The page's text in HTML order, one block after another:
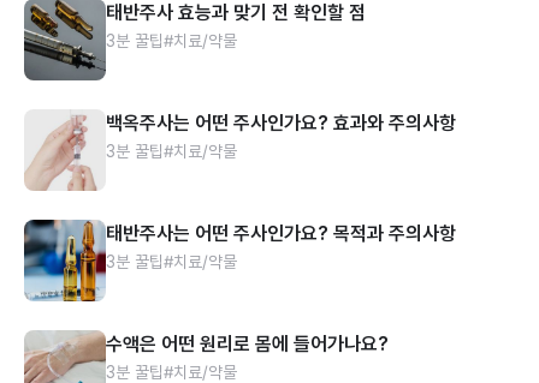
태반주사 효능과 맞기 전 확인할 점
3분 꿀팁#치료/약물
백옥주사는 어떤 주사인가요? 효과와 주의사항
3분 꿀팁#치료/약물
태반주사는 어떤 주사인가요? 목적과 주의사항
3분 꿀팁#치료/약물
수액은 어떤 원리로 몸에 들어가나요?
3분 꿀팁#치료/약물